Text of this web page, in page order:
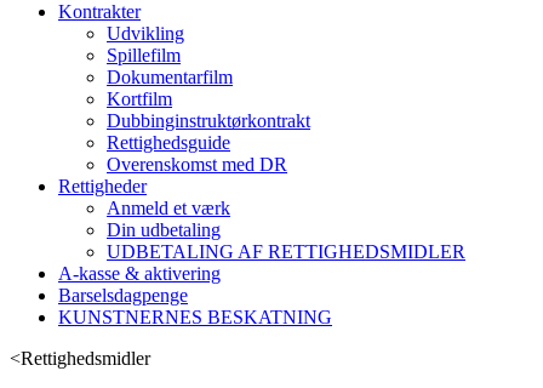
Kontrakter
Udvikling
Spillefilm
Dokumentarfilm
Kortfilm
Dubbinginstruktørkontrakt
Rettighedsguide
Overenskomst med DR
Rettigheder
Anmeld et værk
Din udbetaling
UDBETALING AF RETTIGHEDSMIDLER
A-kasse & aktivering
Barselsdagpenge
KUNSTNERNES BESKATNING
<Rettighedsmidler